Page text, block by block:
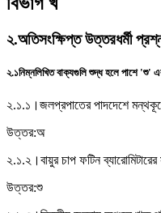
২.অতিসংক্ষিপ্ত উত্তরধর্মী
২.১নিম্নলিখিত বাক্যগুলি শুদ্ধ হলে পাশে
২.১.১। জলপ্রপাতের পাদদেশে
উত্তর:অ
২.১.২। বায়ুর চাপ ফটিন
উত্তর:শু